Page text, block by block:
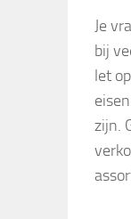
Je
bij
let
zijn.